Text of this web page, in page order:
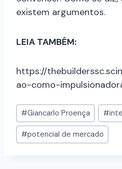
existem argumentos.
LEIA TAMBÉM:
https://
ao-como-
#Giancarlo Proença #
#potencial de mercado